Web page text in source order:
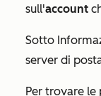
sull'account
Sotto
server di
Per trovare le